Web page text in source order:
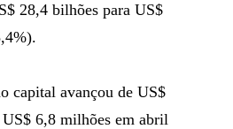
28,4 bilhões para US$
capital avançou de US$
6,8 milhões em abril